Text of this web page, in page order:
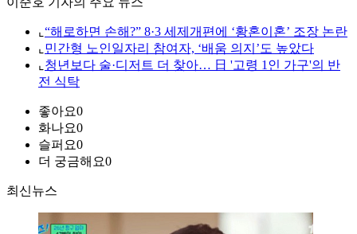
⌞ “해로하면 손해?” 8·3 세제개편에 ‘황혼이혼’ 조장 논란
⌞ 민간형 노인일자리 참여자, ‘배움 의지’도 높았다
⌞ 청년보다 술·디저트 더 찾아… 日 '고령 1인 가구'의 반
전 식탁
좋아요0
화나요0
슬퍼요0
더 궁금해요0
최신뉴스